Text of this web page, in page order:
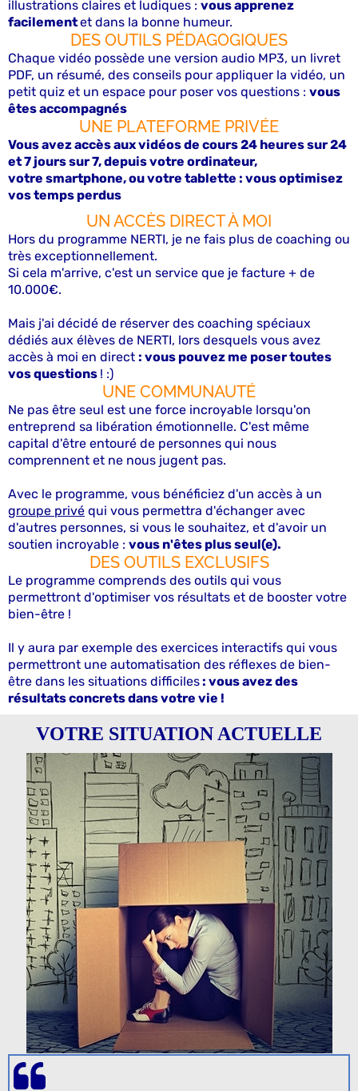
illustrations claires et ludiques : vous apprenez
facilementet dans la bonne humeur.
DES OUTILS PÉDAGOGIQUES
Chaque vidéo possède une version audio MP3, un livret
PDF, un résumé, des conseils pour appliquer la vidéo, un
petit quiz et un espace pour poser vos questions : vous
êtes accompagnés
UNE PLATEFORME PRIVÉE
Vous avez accès aux vidéos de cours 24 heures sur 24
et 7 jours sur 7, depuis votre ordinateur,
votre smartphone, ou votre tablette : vous optimisez
vos temps perdus
UN ACCÈS DIRECT À MOI
Hors du programme NERTI, je ne fais plus de coaching ou
très exceptionnellement.
Si cela m'arrive, c'est un service que je facture + de
10.000€.
Mais j'ai décidé de réserver des coaching spéciaux
dédiés aux élèves de NERTI, lors desquels vous avez
accès à moi en direct : vous pouvez me poser toutes
vos questions ! :)
UNE COMMUNAUTÉ
Ne pas être seul est une force incroyable lorsqu'on
entreprend sa libération émotionnelle. C'est même
capital d'être entouré de personnes qui nous
comprennent et ne nous jugent pas.
Avec le programme, vous bénéficiez d'un accès à un
groupe privé qui vous permettra d'échanger avec
d'autres personnes, si vous le souhaitez, et d'avoir un
soutien incroyable : vous n'êtes plus seul(e).
DES OUTILS EXCLUSIFS
Le programme comprends des outils qui vous
permettront d'optimiser vos résultats et de booster votre
bien-être !
Il y aura par exemple des exercices interactifs qui vous
permettront une automatisation des réflexes de bien-
être dans les situations difficiles: vous avez des
résultats concrets dans votre vie !
VOTRE SITUATION ACTUELLE